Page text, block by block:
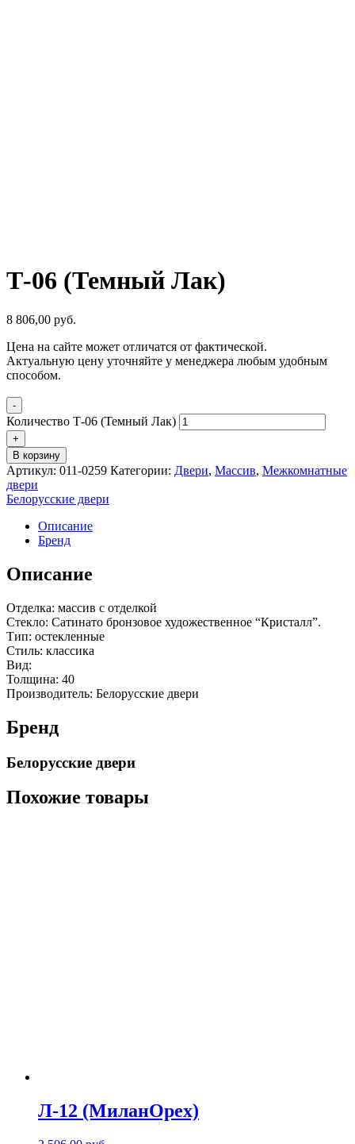
Т-06 (Темный Лак)
8 806,00 руб.
Цена на сайте может отличатся от фактической.
Актуальную цену уточняйте у менеджера любым удобным
способом.
-
Количество Т-06 (Темный Лак)
+
В корзину
Артикул: 011-0259 Категории: Двери, Массив, Межкомнатные
двери
Белорусские двери
Описание
Бренд
Описание
Отделка: массив с отделкой
Стекло: Сатинато бронзовое художественное “Кристалл”.
Тип: остекленные
Стиль: классика
Вид:
Толщина: 40
Производитель: Белорусские двери
Бренд
Белорусские двери
Похожие товары
Л-12 (МиланОрех)